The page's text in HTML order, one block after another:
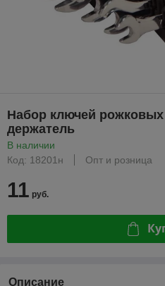
Набор ключей рожковых
держатель
В наличии
Код: 18201н
Опт и розница
11 руб.
Описание